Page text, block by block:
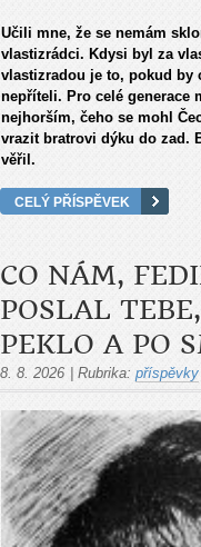
Učili mne, že se nemám
vlastizrádci. Kdysi byl za
vlastizradou je to, pokud by
nepříteli. Pro celé generace
nejhorším, čeho se mohl
vrazit bratrovi dýku do zad.
věřil.
CELÝ PŘÍSPĚVEK
CO NÁM,
POSLAL
PEKLO A PO
8. 8. 2026 | Rubrika: příspěvky